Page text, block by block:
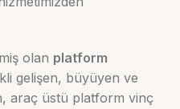
olan platform
gelişen, büyüyen ve
araç üstü platform vinç